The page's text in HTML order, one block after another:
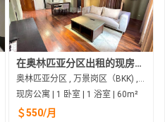
在奥林匹亚分区出租的现房公寓
奥林匹亚分区 , 万景岗区（BKK) , 金边市
现房公寓 | 1 卧室 | 1 浴室 | 60m²
＄550/月